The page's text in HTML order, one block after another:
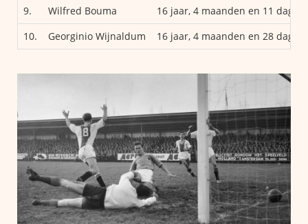
9.
Wilfred Bouma
16 jaar, 4 maanden en 11 dagen
10.
Georginio Wijnaldum 16 jaar, 4 maanden en 28 dagen